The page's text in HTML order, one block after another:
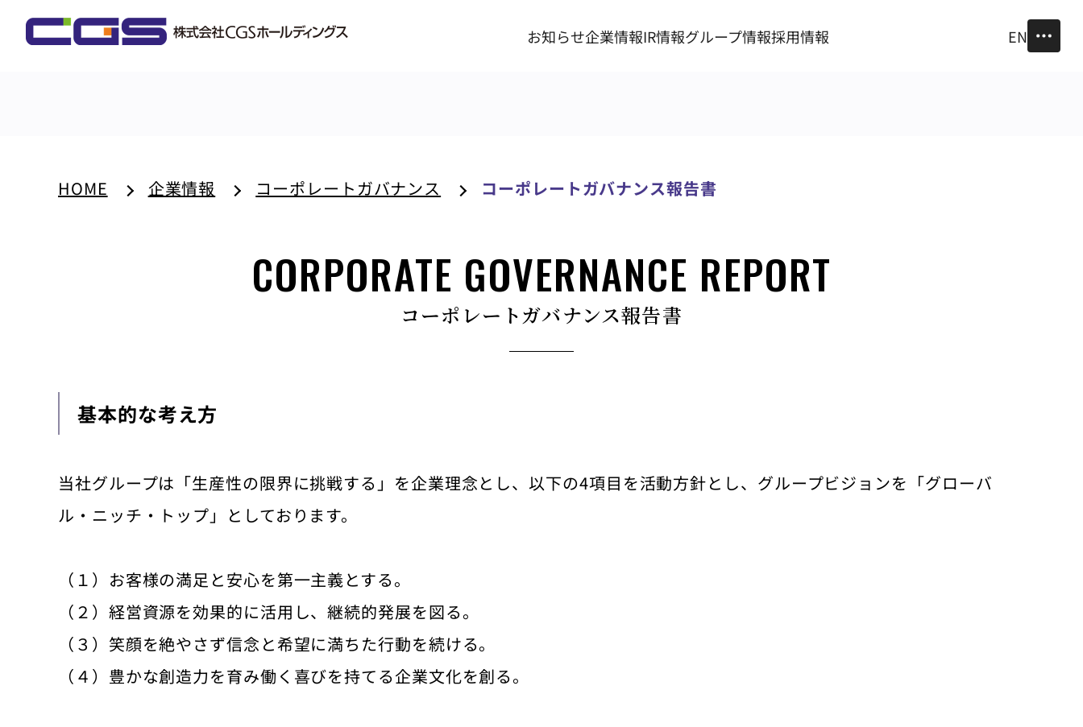
お知らせ企業情報IR情報グループ情報採用情報 EN
HOME 企業情報 コーポレートガバナンス コーポレートガバナンス報告書
CORPORATE GOVERNANCE REPORT
コーポレートガバナンス報告書
基本的な考え方
当社グループは「生産性の限界に挑戦する」を企業理念とし、以下の4項目を活動方針とし、グループビジョンを「グローバ
ル・ニッチ・トップ」としております。
（１）お客様の満足と安心を第一主義とする。
（２）経営資源を効果的に活用し、継続的発展を図る。
（３）笑顔を絶やさず信念と希望に満ちた行動を続ける。
（４）豊かな創造力を育み働く喜びを持てる企業文化を創る。